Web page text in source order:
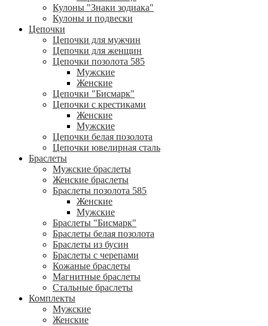
Кулоны "Знаки зодиака"
Кулоны и подвески
Цепочки
Цепочки для мужчин
Цепочки для женщин
Цепочки позолота 585
Мужские
Женские
Цепочки "Бисмарк"
Цепочки с крестиками
Женские
Мужские
Цепочки белая позолота
Цепочки ювелирная сталь
Браслеты
Мужские браслеты
Женские браслеты
Браслеты позолота 585
Женские
Мужские
Браслеты "Бисмарк"
Браслеты белая позолота
Браслеты из бусин
Браслеты с черепами
Кожаные браслеты
Магнитные браслеты
Стальные браслеты
Комплекты
Мужские
Женские